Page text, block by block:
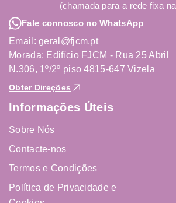
(chamada para a rede fixa
Fale connosco no WhatsApp
Email: geral@fjcm.pt
Morada: Edifício FJCM - Rua 25 Abril
N.306, 1º/2º piso 4815-647 Vizela
Obter Direções
Informações Úteis
Sobre Nós
Contacte-nos
Termos e Condições
Política de Privacidade e